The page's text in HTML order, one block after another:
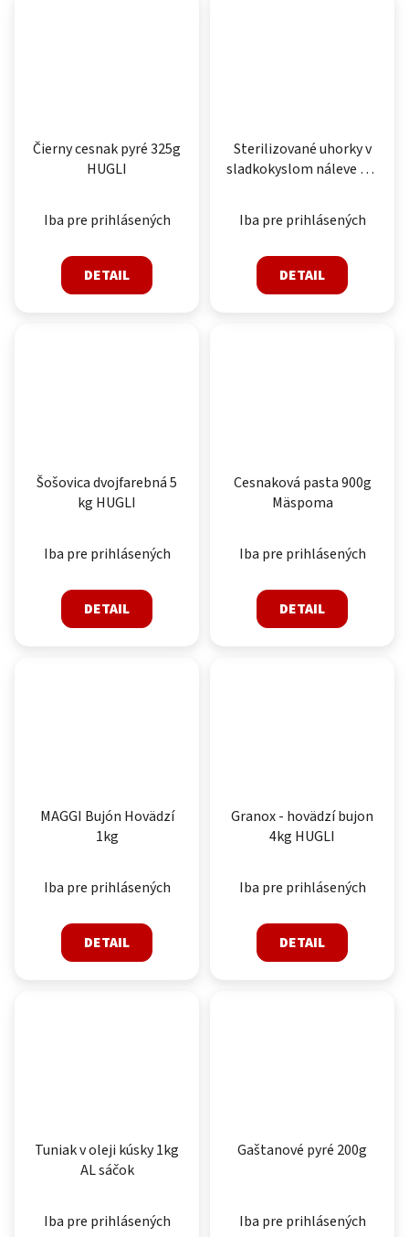
Čierny cesnak pyré 325g
HUGLI
Iba pre prihlásených
DETAIL
Sterilizované uhorky v
sladkokyslom náleve 3,3
Iba pre prihlásených
DETAIL
Šošovica dvojfarebná 5
kg HUGLI
Iba pre prihlásených
DETAIL
Cesnaková pasta 900g
Mäspoma
Iba pre prihlásených
DETAIL
MAGGI Bujón Hovädzí
1kg
Iba pre prihlásených
DETAIL
Granox - hovädzí bujon
4kg HUGLI
Iba pre prihlásených
DETAIL
Tuniak v oleji kúsky 1kg
AL sáčok
Iba pre prihlásených
Gaštanové pyré 200g
Iba pre prihlásených